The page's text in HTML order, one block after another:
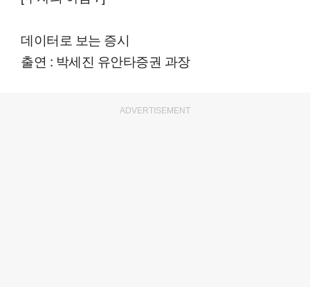
데이터로 보는 증시
출연 : 박세진 유안타증권 과장
ADVERTISEMENT